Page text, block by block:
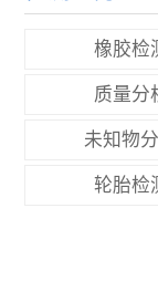
橡胶检
质量分
未知物
轮胎检